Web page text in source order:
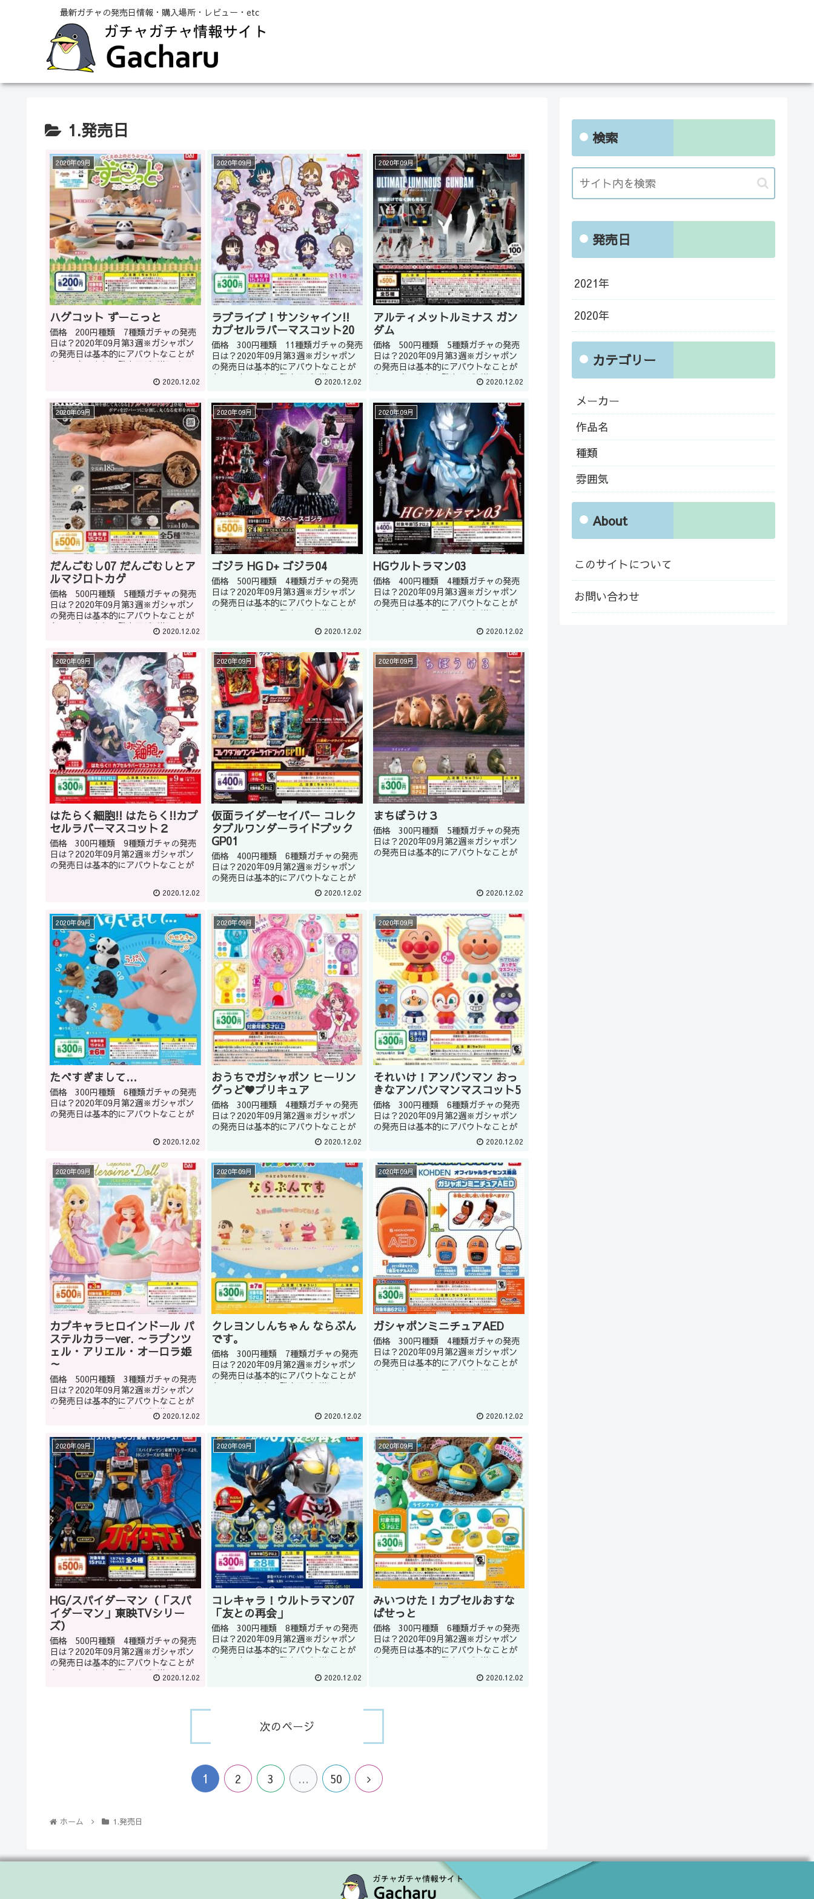
最新ガチャの発売日情報・購入場所・レビュー・etc
1.発売日
2020年09月
ハグコット ずーこっと
価格 200円種類 7種類ガチャの発売
日は？2020年09月第3週※ガシャポン
の発売日は基本的にアバウトなことが
多いです。また、発売日が延期になる
こともあります。どうしてもほしい商
品はガシャショップの店員に聞くのも
2020.12.02
2020年09月
ラブライブ！サンシャイン!!
カプセルラバーマスコット20
価格 300円種類 11種類ガチャの発売
日は？2020年09月第3週※ガシャポン
の発売日は基本的にアバウトなことが
多いです。また、発売日が延期になる
こともあります。どうしてもほしい商
いいかもしれません(教え...
2020.12.02
2020年09月
アルティメットルミナス ガン
ダム
価格 500円種類 5種類ガチャの発売
日は？2020年09月第3週※ガシャポン
の発売日は基本的にアバウトなことが
多いです。また、発売日が延期になる
こともあります。どうしてもほしい商
いいかもしれません(教えて...
2020.12.02
2020年09月
だんごむし07 だんごむしとア
ルマジロトカゲ
価格 500円種類 5種類ガチャの発売
日は？2020年09月第3週※ガシャポン
の発売日は基本的にアバウトなことが
多いです。また、発売日が延期になる
こともあります。どうしてもほしい商
いいかもしれません(教えて...
2020.12.02
2020年09月
ゴジラ HG D+ ゴジラ04
価格 500円種類 4種類ガチャの発売
日は？2020年09月第3週※ガシャポン
の発売日は基本的にアバウトなことが
多いです。また、発売日が延期になる
品はガシャショップの店員に聞くのも
2020.12.02
2020年09月
HGウルトラマン03
価格 400円種類 4種類ガチャの発売
日は？2020年09月第3週※ガシャポン
の発売日は基本的にアバウトなことが
多いです。また、発売日が延期になる
品はガシャショップの店員に聞くのも
2020.12.02
2020年09月
はたらく細胞!! はたらく!!カプ
セルラバーマスコット２
価格 300円種類 9種類ガチャの発売
日は？2020年09月第2週※ガシャポン
の発売日は基本的にアバウトなことが
品はガシャショップの店員に聞くのも
2020.12.02
2020年09月
仮面ライダーセイバー コレク
タブルワンダーライドブック
GP01
価格 400円種類 6種類ガチャの発売
日は？2020年09月第2週※ガシャポン
の発売日は基本的にアバウトなことが
多いです。また、発売日が延期になる
こともあります。どうしてもほしい商
いいかもしれません(教えて...
2020.12.02
2020年09月
まちぼうけ３
価格 300円種類 5種類ガチャの発売
日は？2020年09月第2週※ガシャポン
の発売日は基本的にアバウトなことが
いいかもしれません(教えて...2020.12.02
2020年09月
たべすぎまして…
価格 300円種類 6種類ガチャの発売
日は？2020年09月第2週※ガシャポン
の発売日は基本的にアバウトなことが
品はガシャショップの店員に聞くのも
2020.12.02
2020年09月
おうちでガシャポン ヒーリン
グっど♥プリキュア
価格 300円種類 4種類ガチャの発売
日は？2020年09月第2週※ガシャポン
の発売日は基本的にアバウトなことが
多いです。また、発売日が延期になる
こともあります。どうしてもほしい商
いいかもしれません(教えて...
2020.12.02
2020年09月
それいけ！アンパンマン おっ
きなアンパンマンマスコット5
価格 300円種類 6種類ガチャの発売
日は？2020年09月第2週※ガシャポン
の発売日は基本的にアバウトなことが
多いです。また、発売日が延期になる
こともあります。どうしてもほしい商
いいかもしれません(教えて...
2020.12.02
2020年09月
カプキャラヒロインドール パ
ステルカラーver. ～ラプンツ
ェル・アリエル・オーロラ姫
～
価格 500円種類 3種類ガチャの発売
日は？2020年09月第2週※ガシャポン
の発売日は基本的にアバウトなことが
多いです。また、発売日が延期になる
こともあります。どうしてもほしい商
いいかもしれません(教えて...
2020.12.02
2020年09月
クレヨンしんちゃん ならぶん
です。
価格 300円種類 7種類ガチャの発売
日は？2020年09月第2週※ガシャポン
の発売日は基本的にアバウトなことが
多いです。また、発売日が延期になる
いいかもしれません(教えて...2020.12.02
2020年09月
ガシャポンミニチュアAED
価格 300円種類 4種類ガチャの発売
日は？2020年09月第2週※ガシャポン
の発売日は基本的にアバウトなことが
多いです。また、発売日が延期になる
2020.12.02
2020年09月
HG/スパイダーマン（「スパ
イダーマン」東映TVシリー
ズ）
価格 500円種類 4種類ガチャの発売
日は？2020年09月第2週※ガシャポン
の発売日は基本的にアバウトなことが
多いです。また、発売日が延期になる
こともあります。どうしてもほしい商
2020.12.02
2020年09月
コレキャラ！ウルトラマン07
「友との再会」
価格 300円種類 8種類ガチャの発売
日は？2020年09月第2週※ガシャポン
の発売日は基本的にアバウトなことが
多いです。また、発売日が延期になる
こともあります。どうしてもほしい商
品はガシャショップの店員に聞くのも
2020.12.02
2020年09月
みいつけた！カプセルおすな
ばせっと
価格 300円種類 6種類ガチャの発売
日は？2020年09月第2週※ガシャポン
の発売日は基本的にアバウトなことが
多いです。また、発売日が延期になる
こともあります。どうしてもほしい商
品はガシャショップの店員に聞くのも
2020.12.02
次のページ
1 2 3 … 50
ホーム 1.発売日
検索
発売日
2021年
2020年
カテゴリー
メーカー
作品名
種類
雰囲気
About
このサイトについて
お問い合わせ